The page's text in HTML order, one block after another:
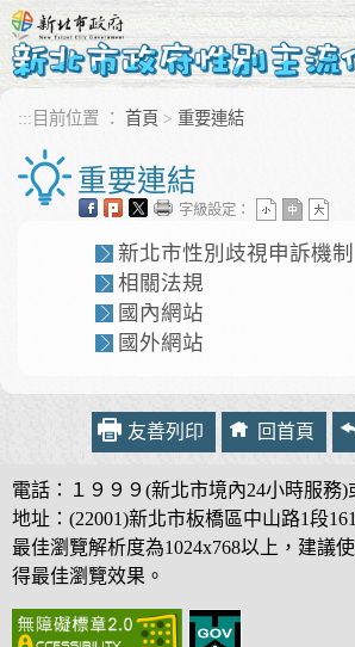
進入內容區塊
::: 目前位置 ： 首頁 > 重要連結
重要連結
字級設定：
新北市性別歧視申訴機制
相關法規
國內網站
國外網站
友善列印 回首頁
電話：１９９９(新北市境內24小時服務)
地址：(22001)新北市板橋區中山路1段
最佳瀏覽解析度為1024x768以上，建議
得最佳瀏覽效果。